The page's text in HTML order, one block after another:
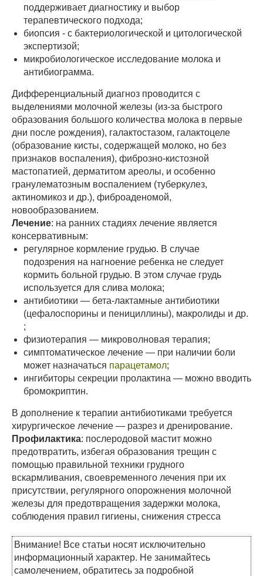
поддерживает диагностику и выбор
терапевтического подхода;
биопсия - с бактериологической и цитологической
экспертизой;
микробиологическое исследование молока и
антибиограмма.
Дифференциальный диагноз проводится с
выделениями молочной железы (из-за быстрого
образования большого количества молока в первые
дни после рождения), галактостазом, галактоцеле
(образование кисты, содержащей молоко, но без
признаков воспаления), фиброзно-кистозной
мастопатией, дерматитом ареолы, и особенно
гранулематозным воспалением (туберкулез,
актиномикоз и др.), фиброаденомой,
новообразованием.
Лечение: на ранних стадиях лечение является
консервативным:
регулярное кормление грудью. В случае
подозрения на нагноение ребенка не следует
кормить больной грудью. В этом случае грудь
используется для слива молока;
антибиотики — бета-лактамные антибиотики
(цефалоспорины и пенициллины), макролиды и др.
;
физиотерапия — микроволновая терапия;
симптоматическое лечение — при наличии боли
может назначаться парацетамол;
ингибиторы секреции пролактина — можно вводить
бромокриптин.
В дополнение к терапии антибиотиками требуется
хирургическое лечение — разрез и дренирование.
Профилактика: послеродовой мастит можно
предотвратить, избегая образования трещин с
помощью правильной техники грудного
вскармливания, своевременного лечения при их
присутствии, регулярного опорожнения молочной
железы для предотвращения задержки молока,
соблюдения правил гигиены, снижения стресса
Внимание! Все статьи носят исключительно
информационный характер. Не занимайтесь
самолечением, обратитесь за подробной